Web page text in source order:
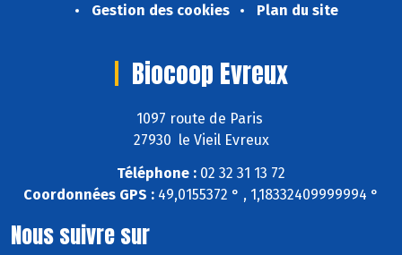
Gestion des cookies
Plan du site
Biocoop Evreux
1097 route de Paris
27930 le Vieil Evreux
Téléphone : 02 32 31 13 72
Coordonnées GPS : 49,0155372 ° , 1,18332409999994 °
Nous suivre sur